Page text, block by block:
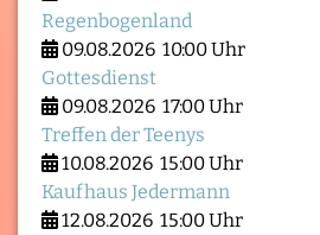
Regenbogenland
09.08.2026 10:00 Uhr
Gottesdienst
09.08.2026 17:00 Uhr
Treffen der Teenys
10.08.2026 15:00 Uhr
Kaufhaus Jedermann
12.08.2026 15:00 Uhr